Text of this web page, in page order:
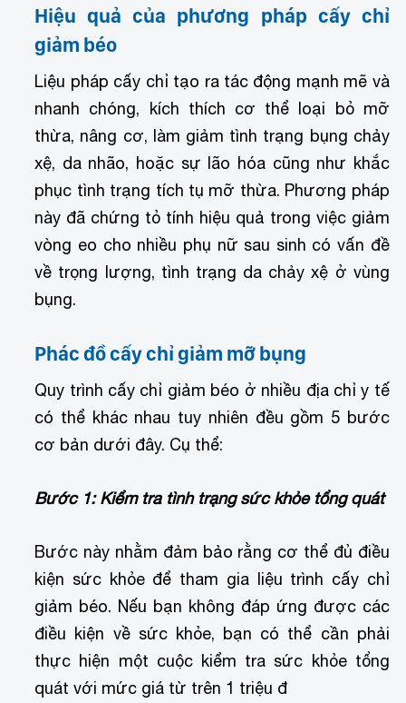
Hiệu quả của phương pháp cấy chỉ
giảm béo
Liệu pháp cấy chỉ tạo ra tác động mạnh mẽ và
nhanh chóng, kích thích cơ thể loại bỏ mỡ
thừa, nâng cơ, làm giảm tình trạng bụng chảy
xệ, da nhão, hoặc sự lão hóa cũng như khắc
phục tình trạng tích tụ mỡ thừa. Phương pháp
này đã chứng tỏ tính hiệu quả trong việc giảm
vòng eo cho nhiều phụ nữ sau sinh có vấn đề
về trọng lượng, tình trạng da chảy xệ ở vùng
bụng.
Phác đồ cấy chỉ giảm mỡ bụng
Quy trình cấy chỉ giảm béo ở nhiều địa chỉ y tế
có thể khác nhau tuy nhiên đều gồm 5 bước
cơ bản dưới đây. Cụ thể:
Bước 1: Kiểm tra tình trạng sức khỏe tổng quát
Bước này nhằm đảm bảo rằng cơ thể đủ điều
kiện sức khỏe để tham gia liệu trình cấy chỉ
giảm béo. Nếu bạn không đáp ứng được các
điều kiện về sức khỏe, bạn có thể cần phải
thực hiện một cuộc kiểm tra sức khỏe tổng
quát với mức giá từ trên 1 triệu đ